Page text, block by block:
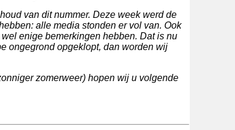
van dit nummer. Deze week werd de
alle media stonden er vol van. Ook
enige bemerkingen hebben. Dat is nu
ongegrond opgeklopt, dan worden wij
zomerweer) hopen wij u volgende